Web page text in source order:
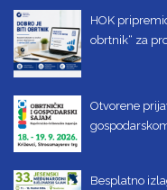
HOK
obrtnik“ za
Otvorene
Besplatno